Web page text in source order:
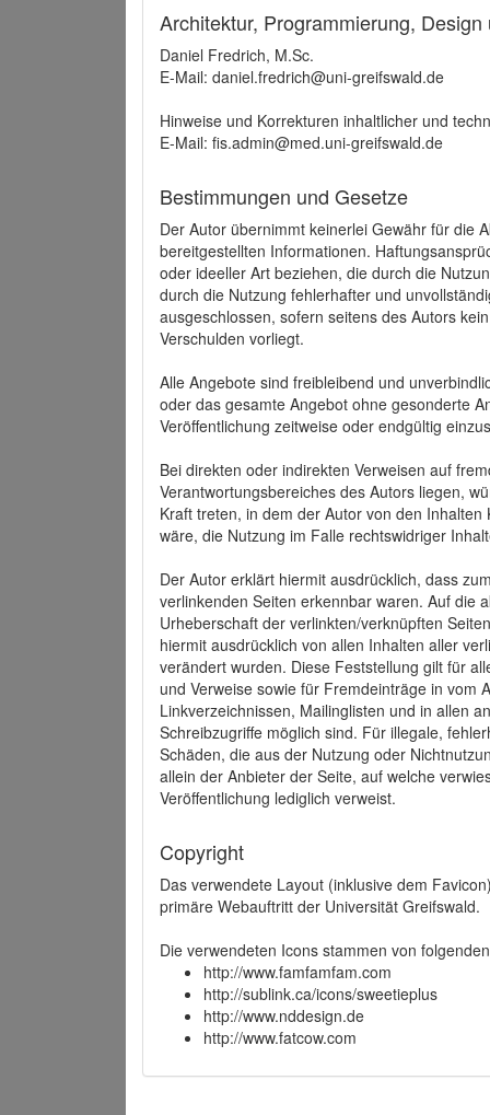
Architektur, Programmierung,
Daniel Fredrich, M.Sc.
E-Mail: daniel.fredrich@uni-greifswald.de
Hinweise und Korrekturen inhaltlicher und
E-Mail: fis.admin@med.uni-greifswald.de
Bestimmungen und Gesetze
Der Autor übernimmt keinerlei Gewähr für die
bereitgestellten Informationen.
oder ideeller Art beziehen, die durch die
durch die Nutzung fehlerhafter und
ausgeschlossen, sofern seitens des Autors
Verschulden vorliegt.
Alle Angebote sind freibleibend und
oder das gesamte Angebot ohne gesonderte
Veröffentlichung zeitweise oder endgültig
Bei direkten oder indirekten Verweisen auf
Verantwortungsbereiches des Autors liegen,
Kraft treten, in dem der Autor von den
wäre, die Nutzung im Falle rechtswidriger
Der Autor erklärt hiermit ausdrücklich, dass
verlinkenden Seiten erkennbar waren. Auf die
Urheberschaft der verlinkten/verknüpften
hiermit ausdrücklich von allen Inhalten aller
verändert wurden. Diese Feststellung gilt für
und Verweise sowie für Fremdeinträge in vom
Linkverzeichnissen, Mailinglisten und in allen
Schreibzugriffe möglich sind. Für illegale,
Schäden, die aus der Nutzung oder
allein der Anbieter der Seite, auf welche
Veröffentlichung lediglich verweist.
Copyright
Das verwendete Layout (inklusive dem
primäre Webauftritt der Universität Greifswald.
Die verwendeten Icons stammen von
http://www.famfamfam.com
http://sublink.ca/icons/sweetieplus
http://www.nddesign.de
http://www.fatcow.com